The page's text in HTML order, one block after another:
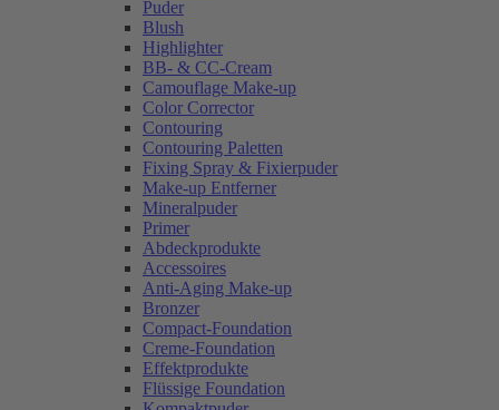
Puder
Blush
Highlighter
BB- & CC-Cream
Camouflage Make-up
Color Corrector
Contouring
Contouring Paletten
Fixing Spray & Fixierpuder
Make-up Entferner
Mineralpuder
Primer
Abdeckprodukte
Accessoires
Anti-Aging Make-up
Bronzer
Compact-Foundation
Creme-Foundation
Effektprodukte
Flüssige Foundation